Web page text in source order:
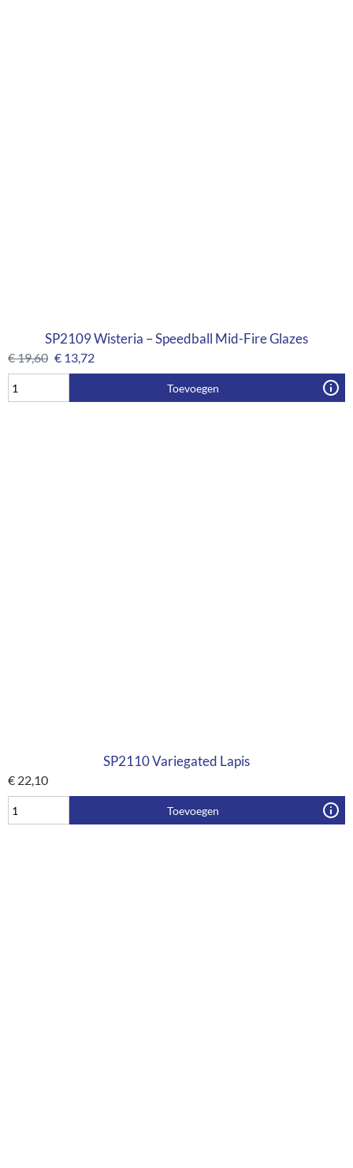
SP2109 Wisteria – Speedball Mid-Fire Glazes
€19,60 € 13,72
Toevoegen
SP2110 Variegated Lapis
€ 22,10
Toevoegen